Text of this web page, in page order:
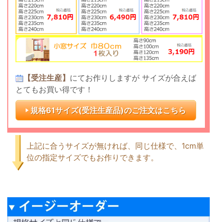
【受注生産】 にてお作りしますが サイズが合えば
とてもお買い得です！
規格61サイズ(受注生産品)のご注文はこちら
上記に合うサイズが無ければ、同じ仕様で、1cm単
位の指定サイズでもお作りできます。